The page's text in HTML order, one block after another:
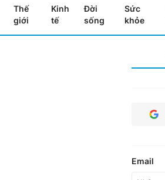
Thế
giới
Kinh
tế
Đời
sống
Sức
khỏe
Email